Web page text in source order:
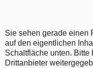
Sie sehen gerade einen
auf den eigentlichen
Schaltfläche unten. Bitte
Drittanbieter